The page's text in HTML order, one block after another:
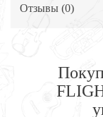
Отзывы (0)